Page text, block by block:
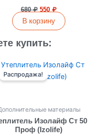
680₽ 550 ₽
В корзину
купить:
Распродажа!
материалы
Изолайф Ст 50
Проф (Izolife)
Первоначальная
цена
составляла
Текущая
цена:
1350 ₽.
Этот
товар
вариаций.
Опции
можно